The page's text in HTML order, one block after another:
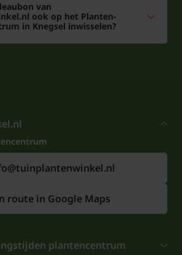
van
ook op het Planten-
in Knegsel inwisselen?
route in Google Maps
plantencentrum